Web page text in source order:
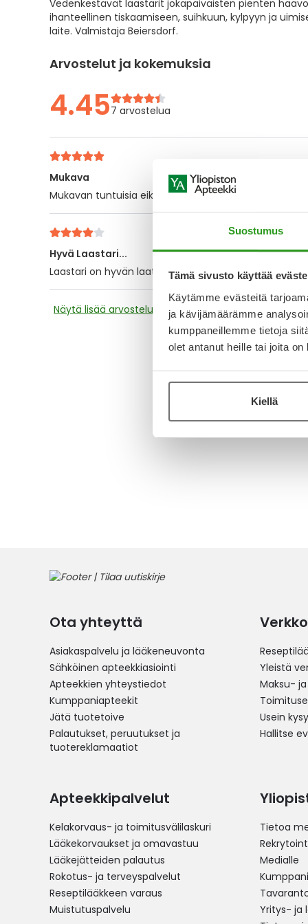
Suostumus
Tämä sivusto käyttää
Käytämme evästeitä
ja kävijämäärämme
kumppaneillemme tietoja
olet antanut heille tai joita
Kiellä
the
images
gallery
Vedenkestävät laastarit jokapäiväisten pienten
ihanteellinen tiskaamiseen, suihkuun, kylpyyn ja
laite. Valmistaja Beiersdorf.
Arvostelut ja kokemuksia
4.457 arvostelua
Mukava
Mukavan tuntuisia eikä lainkaan kovaa teippiä niinkuin
Hyvä Laastari...
Laastari on hyvän laatuinen, kun kestää hyvin iholla,
Näytä lisää arvosteluja
Ota yhteyttä
Asiakaspalvelu ja lääkeneuvonta
Sähköinen apteekkiasiointi
Apteekkien yhteystiedot
Kumppaniapteekit
Jätä tuotetoive
Palautukset, peruutukset ja
tuotereklamaatiot
Yleistä
Maksu-
Usein
Hallitse
Apteekkipalvelut
Kelakorvaus- ja toimitusvälilaskuri
Lääkekorvaukset ja omavastuu
Lääkejätteiden palautus
Rokotus- ja terveyspalvelut
Reseptilääkkeen varaus
Muistutuspalvelu
Tietoa
Medialle
Yritys- ja